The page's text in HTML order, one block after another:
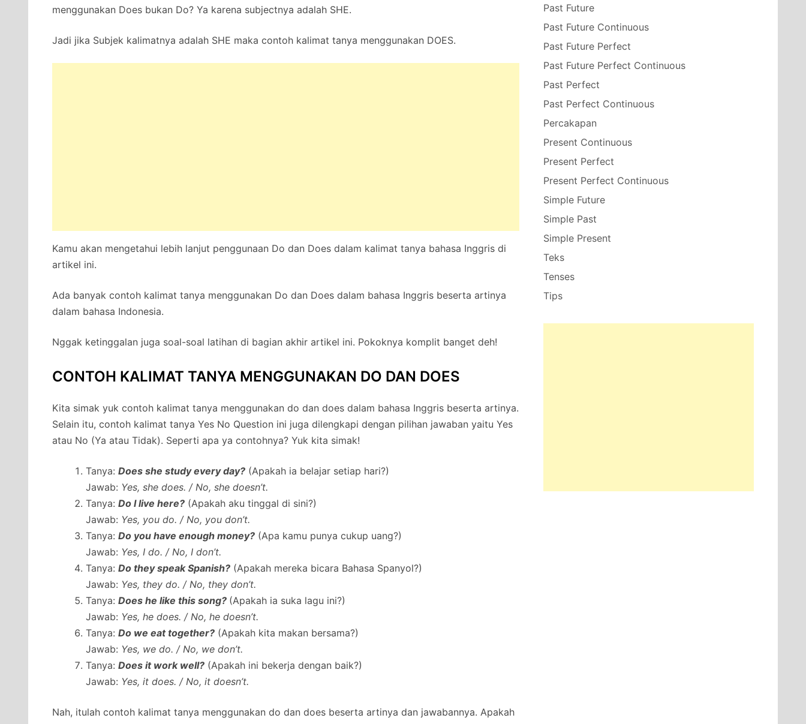
menggunakan Does bukan Do? Ya karena subjectnya adalah SHE.
Jadi jika Subjek kalimatnya adalah SHE maka contoh kalimat tanya menggunakan DOES.
Kamu akan mengetahui lebih lanjut penggunaan Do dan Does dalam kalimat tanya bahasa Inggris di
artikel ini.
Ada banyak contoh kalimat tanya menggunakan Do dan Does dalam bahasa Inggris beserta artinya
dalam bahasa Indonesia.
Nggak ketinggalan juga soal-soal latihan di bagian akhir artikel ini. Pokoknya komplit banget deh!
CONTOH KALIMAT TANYA MENGGUNAKAN DO DAN DOES
Kita simak yuk contoh kalimat tanya menggunakan do dan does dalam bahasa Inggris beserta artinya.
Selain itu, contoh kalimat tanya Yes No Question ini juga dilengkapi dengan pilihan jawaban yaitu Yes
atau No (Ya atau Tidak). Seperti apa ya contohnya? Yuk kita simak!
Tanya: Does she study every day? (Apakah ia belajar setiap hari?)
Jawab: Yes, she does. / No, she doesn’t.
Tanya: Do I live here? (Apakah aku tinggal di sini?)
Jawab: Yes, you do. / No, you don’t.
Tanya: Do you have enough money? (Apa kamu punya cukup uang?)
Jawab: Yes, I do. / No, I don’t.
Tanya: Do they speak Spanish? (Apakah mereka bicara Bahasa Spanyol?)
Jawab: Yes, they do. / No, they don’t.
Tanya: Does he like this song? (Apakah ia suka lagu ini?)
Jawab: Yes, he does. / No, he doesn’t.
Tanya: Do we eat together? (Apakah kita makan bersama?)
Jawab: Yes, we do. / No, we don’t.
Tanya: Does it work well? (Apakah ini bekerja dengan baik?)
Jawab: Yes, it does. / No, it doesn’t.
Nah, itulah contoh kalimat tanya menggunakan do dan does beserta artinya dan jawabannya. Apakah
Past Future
Past Future Continuous
Past Future Perfect
Past Future Perfect Continuous
Past Perfect
Past Perfect Continuous
Percakapan
Present Continuous
Present Perfect
Present Perfect Continuous
Simple Future
Simple Past
Simple Present
Teks
Tenses
Tips